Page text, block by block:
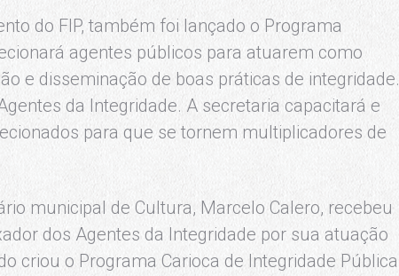
do FIP, também foi lançado o Programa
agentes públicos para atuarem como
e disseminação de boas práticas de integridade.
da Integridade. A secretaria capacitará e
para que se tornem multiplicadores de
municipal de Cultura, Marcelo Calero, recebeu
dos Agentes da Integridade por sua atuação
criou o Programa Carioca de Integridade Pública